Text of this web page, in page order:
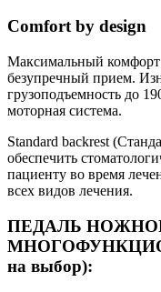
Comfort by design
Максимальный комфорт
безупречный прием.
грузоподъемность до
моторная система.
Standard backrest
обеспечить
пациенту во время
всех видов лечения.
ПЕДАЛЬ
на выбор):